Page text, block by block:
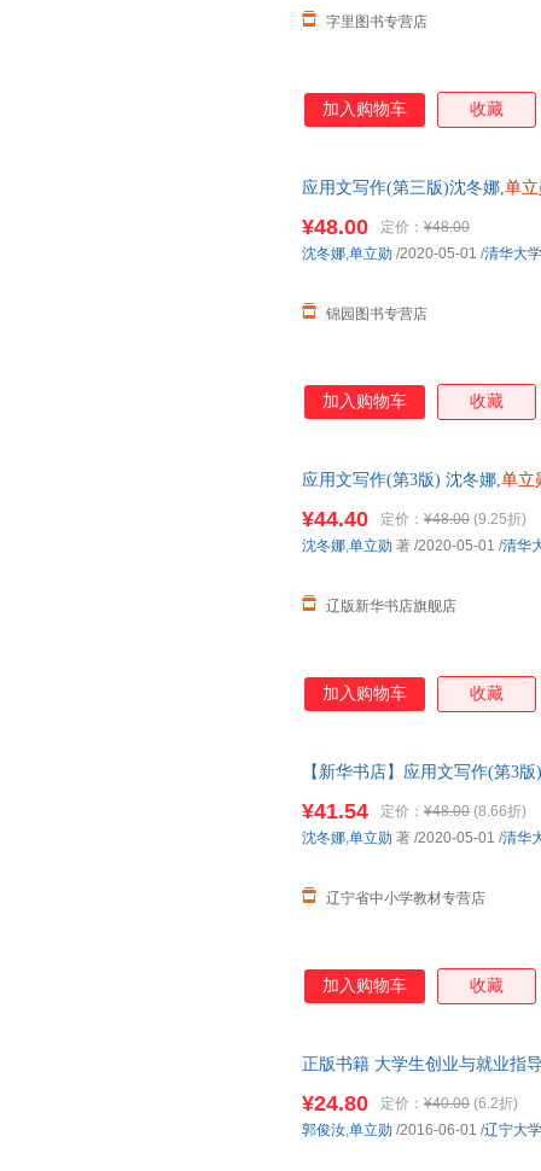
字里图书专营店
加入购物车 收藏
应用文写作(第三版)沈冬娜,单
¥48.00 定价： ¥48.00
锦园图书专营店
沈冬娜,单立勋 /2020-05-01 /清华大
加入购物车 收藏
应用文写作(第3版) 沈冬娜,单立
¥44.40 定价： ¥48.00 (9.25折)
辽版新华书店旗舰店
沈冬娜,单立勋 著 /2020-05-01 /清华
加入购物车 收藏
【新华书店】应用文写作(第3
¥41.54 定价： ¥48.00 (8.66折)
辽宁省中小学教材专营店
沈冬娜,单立勋 著 /2020-05-01 /清华
加入购物车 收藏
正版书籍 大学生创业与就业指
¥24.80 定价： ¥40.00 (6.2折)
郭俊汝,单立勋 /2016-06-01 /辽宁大